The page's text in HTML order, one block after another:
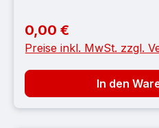
Regulärer Preis:
0,00 €
Preise inkl. MwSt. zzgl.
In den